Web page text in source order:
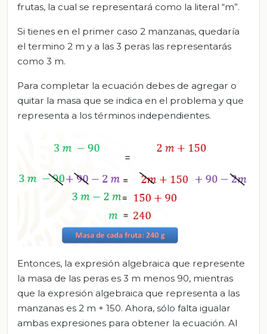
frutas, la cual se representará como la literal “m”.
Si tienes en el primer caso 2 manzanas, quedaría
el termino 2 m y a las 3 peras las representarás
como 3 m.
Para completar la ecuación debes de agregar o
quitar la masa que se indica en el problema y que
representa a los términos independientes.
Entonces, la expresión algebraica que represente
la masa de las peras es 3 m menos 90, mientras
que la expresión algebraica que representa a las
manzanas es 2 m + 150. Ahora, sólo falta igualar
ambas expresiones para obtener la ecuación. Al